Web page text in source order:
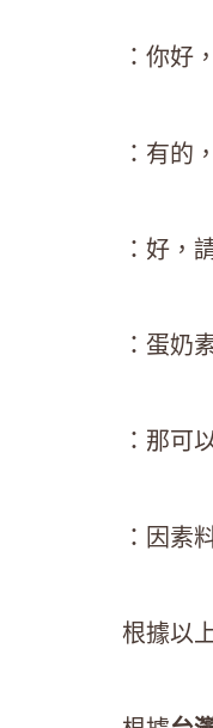
：你好
：有的
：好，
：蛋奶
：那可
：因素
根據以